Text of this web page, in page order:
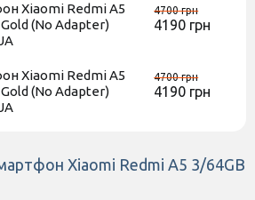
Xiaomi Redmi A5
(No Adapter)
4190 грн
4700 грн
Xiaomi Redmi A5
(No Adapter)
4190 грн
4700 грн
Xiaomi Redmi A5 3/64GB